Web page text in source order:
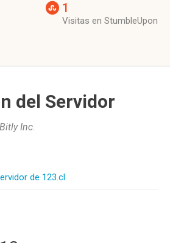
1
Visitas en StumbleUpon
del Servidor
Bitly Inc.
de 123.cl